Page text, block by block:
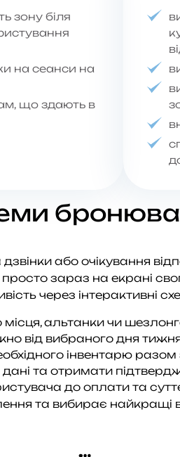
зону біля
на сеанси на
що здають в
дзвінки або очікування
зараз на екрані
через інтерактивні
альтанки чи
від вибраного дня
інвентарю
та отримати
до оплати та
та вибирає найкращі